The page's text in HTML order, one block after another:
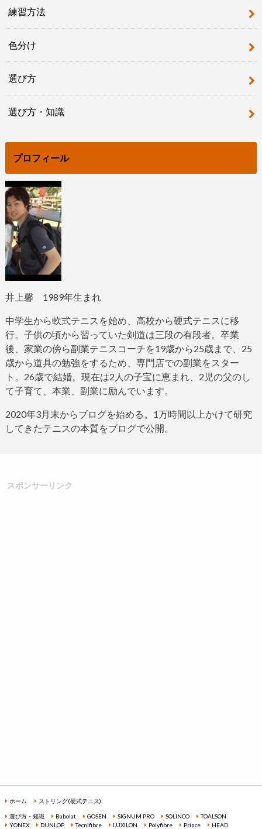
練習方法
色分け
選び方
選び方・知識
プロフィール
井上馨 1989年生まれ
中学生から軟式テニスを始め、高校から硬式テニスに移
行。子供の頃から習っていた剣道は三段の有段者。 卒業
後、家業の傍ら副業テニスコーチを19歳から25歳まで、 25
歳から道具の勉強をするため、専門店での副業をスター
ト。 26歳で結婚。現在は2 人の子宝に恵まれ、 2 児の父のし
て子育て、本業、副業に励んでいます。
2020年3月末からブログを始める。 1万時間以上かけて研究
してきたテニスの本質をブログで公開。
スポンサーリンク
ホーム ストリング(硬式テニス)
選び方・知識 Babolat GOSEN SIGNUM PRO SOLINCO
TOALSON
YONEX
DUNLOP Tecnifibre LUXILON Polyfibre Prince HEAD